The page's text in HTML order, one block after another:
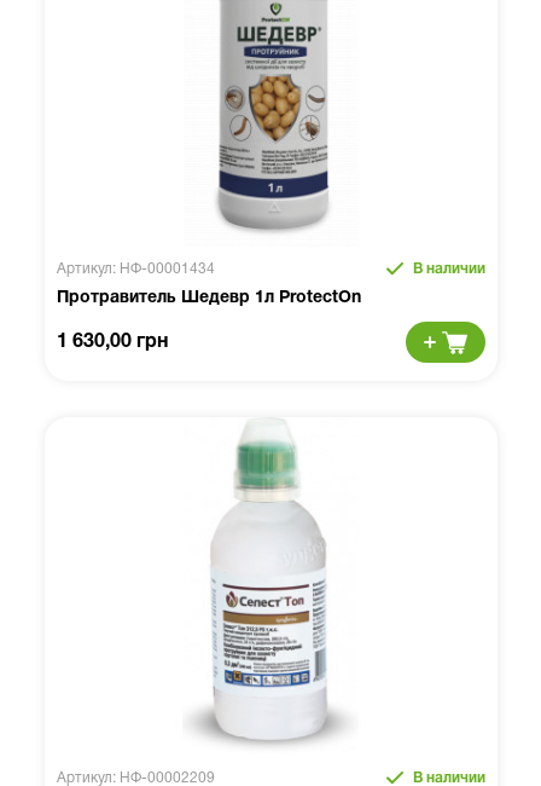
Артикул: НФ-00001434 В наличии
Протравитель Шедевр 1л ProtectOn
1 630,00 грн
Артикул: НФ-00002209 В наличии